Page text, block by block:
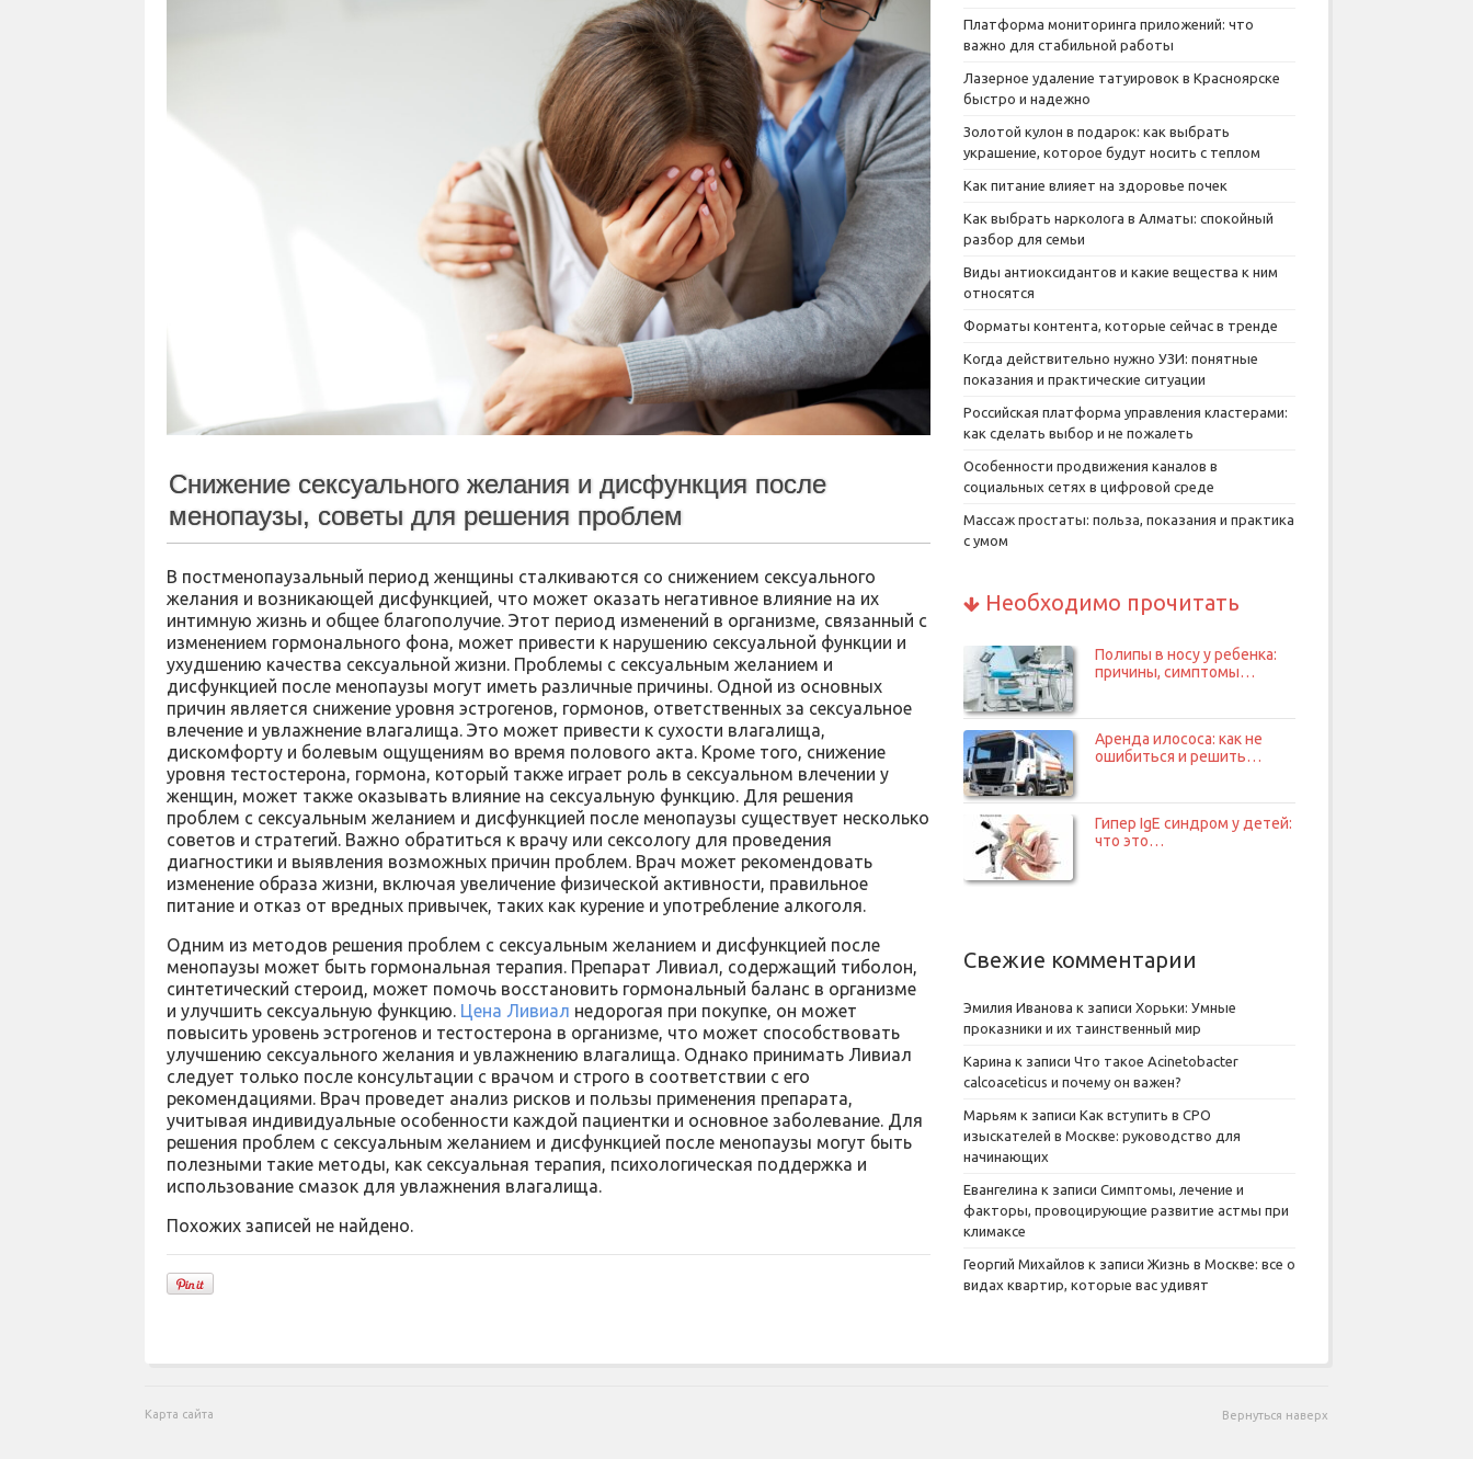
Снижение сексуального желания и дисфункция после
менопаузы, советы для решения проблем
В постменопаузальный период женщины сталкиваются со снижением сексуального
желания и возникающей дисфункцией, что может оказать негативное влияние на их
интимную жизнь и общее благополучие. Этот период изменений в организме, связанный с
изменением гормонального фона, может привести к нарушению сексуальной функции и
ухудшению качества сексуальной жизни. Проблемы с сексуальным желанием и
дисфункцией после менопаузы могут иметь различные причины. Одной из основных
причин является снижение уровня эстрогенов, гормонов, ответственных за сексуальное
влечение и увлажнение влагалища. Это может привести к сухости влагалища,
дискомфорту и болевым ощущениям во время полового акта. Кроме того, снижение
уровня тестостерона, гормона, который также играет роль в сексуальном влечении у
женщин, может также оказывать влияние на сексуальную функцию. Для решения
проблем с сексуальным желанием и дисфункцией после менопаузы существует несколько
советов и стратегий. Важно обратиться к врачу или сексологу для проведения
диагностики и выявления возможных причин проблем. Врач может рекомендовать
изменение образа жизни, включая увеличение физической активности, правильное
питание и отказ от вредных привычек, таких как курение и употребление алкоголя.
Одним из методов решения проблем с сексуальным желанием и дисфункцией после
менопаузы может быть гормональная терапия. Препарат Ливиал, содержащий тиболон,
синтетический стероид, может помочь восстановить гормональный баланс в организме
и улучшить сексуальную функцию. Цена Ливиал недорогая при покупке, он может
повысить уровень эстрогенов и тестостерона в организме, что может способствовать
улучшению сексуального желания и увлажнению влагалища. Однако принимать Ливиал
следует только после консультации с врачом и строго в соответствии с его
рекомендациями. Врач проведет анализ рисков и пользы применения препарата,
учитывая индивидуальные особенности каждой пациентки и основное заболевание. Для
решения проблем с сексуальным желанием и дисфункцией после менопаузы могут быть
полезными такие методы, как сексуальная терапия, психологическая поддержка и
использование смазок для увлажнения влагалища.
Похожих записей не найдено.
Платформа мониторинга приложений: что
важно для стабильной работы
Лазерное удаление татуировок в Красноярске
быстро и надежно
Золотой кулон в подарок: как выбрать
украшение, которое будут носить с теплом
Как питание влияет на здоровье почек
Как выбрать нарколога в Алматы: спокойный
разбор для семьи
Виды антиоксидантов и какие вещества к ним
относятся
Форматы контента, которые сейчас в тренде
Когда действительно нужно УЗИ: понятные
показания и практические ситуации
Российская платформа управления кластерами:
как сделать выбор и не пожалеть
Особенности продвижения каналов в
социальных сетях в цифровой среде
Массаж простаты: польза, показания и практика
с умом
Необходимо прочитать
Полипы в носу у ребенка:
причины, симптомы…
Аренда илососа: как не
ошибиться и решить…
Гипер IgE синдром у детей:
что это…
Свежие комментарии
Эмилия Иванова к записи Хорьки: Умные
проказники и их таинственный мир
Карина к записи Что такое Acinetobacter
calcoaceticus и почему он важен?
Марьям к записи Как вступить в СРО
изыскателей в Москве: руководство для
начинающих
Евангелина к записи Симптомы, лечение и
факторы, провоцирующие развитие астмы при
климаксе
Георгий Михайлов к записи Жизнь в Москве: все о
видах квартир, которые вас удивят
Карта сайта Вернуться наверх